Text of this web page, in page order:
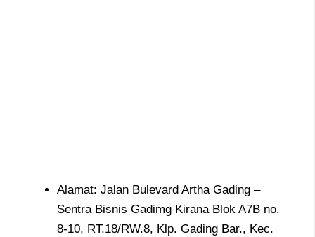
Alamat: Jalan Bulevard Artha Gading –
Sentra Bisnis Gadimg Kirana Blok A7B no.
8-10, RT.18/RW.8, Klp. Gading Bar., Kec.